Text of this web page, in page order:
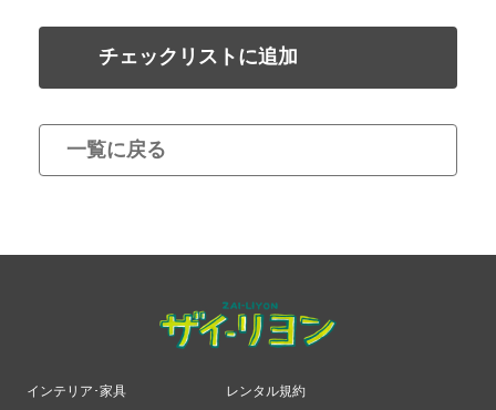
チェックリストに追加
一覧に戻る
インテリア･家具 レンタル規約